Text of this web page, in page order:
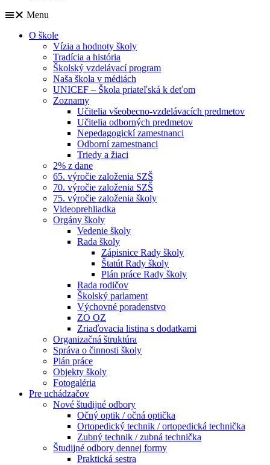
Menu
O škole
Vízia a hodnoty školy
Tradícia a história
Školský vzdelávací program
Naša škola v médiách
UNICEF – Škola priateľská k deťom
Zoznamy
Učitelia všeobecno-vzdelávacích predmetov
Učitelia odborných predmetov
Nepedagogickí zamestnanci
Odborní zamestnanci
Triedy a žiaci
2% z dane
65. výročie založenia SZŠ
70. výročie založenia SZŠ
75. výročie založenia školy
Videoprehliadka
Orgány školy
Vedenie školy
Rada školy
Zápisnice Rady školy
Štatút Rady školy
Plán práce Rady školy
Rada rodičov
Školský parlament
Výchovné poradenstvo
ZO OZ
Zriaďovacia listina s dodatkami
Organizačná štruktúra
Správa o činnosti školy
Plán práce
Objekty školy
Fotogaléria
Pre uchádzačov
Nové študijné odbory
Očný optik / očná optička
Ortopedický technik / ortopedická technička
Zubný technik / zubná technička
Študijné odbory dennej formy
Praktická sestra